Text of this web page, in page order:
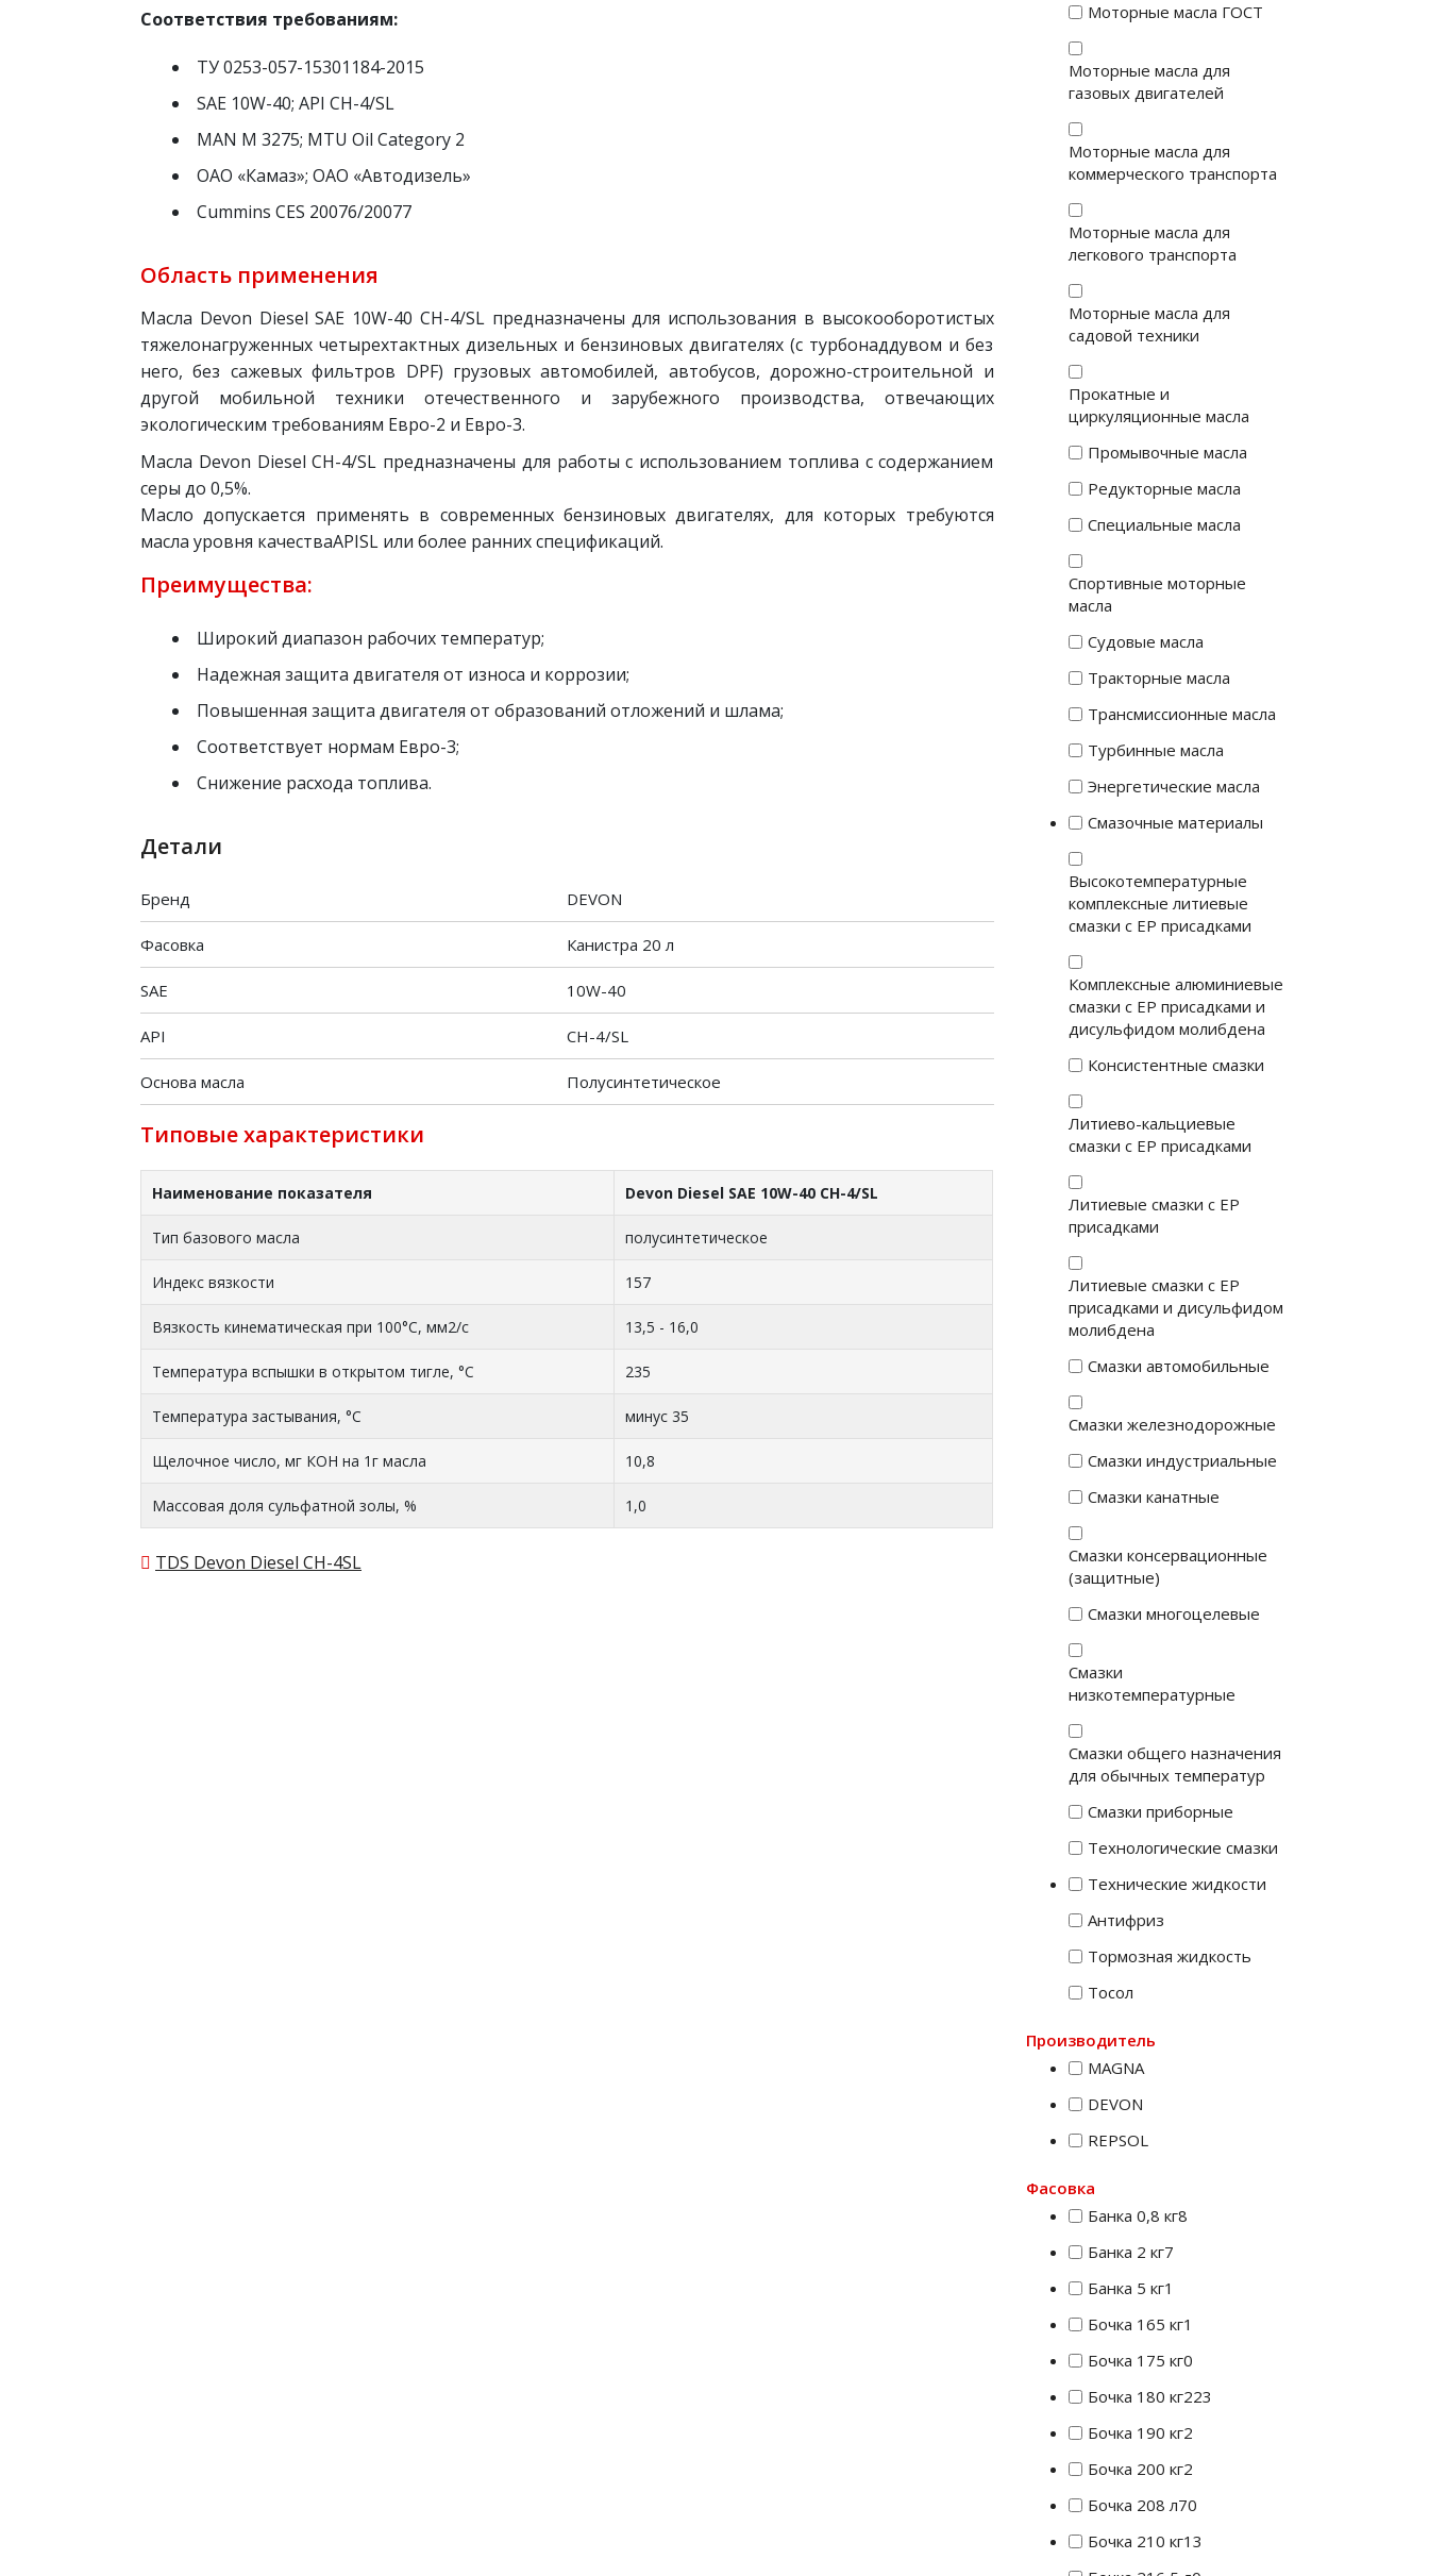
Соответствия требованиям:
ТУ 0253-057-15301184-2015
SAE 10W-40; API CH-4/SL
MAN M 3275; MTU Oil Category 2
ОАО «Камаз»; ОАО «Автодизель»
Cummins CES 20076/20077
Область применения
Масла Devon Diesel SAE 10W-40 CH-4/SL предназначены для использования в высокооборотистых
тяжелонагруженных четырехтактных дизельных и бензиновых двигателях (с турбонаддувом и без
него, без сажевых фильтров DPF) грузовых автомобилей, автобусов, дорожно-строительной и
другой мобильной техники отечественного и зарубежного производства, отвечающих
экологическим требованиям Евро-2 и Евро-3.
Масла Devon Diesel CH-4/SL предназначены для работы с использованием топлива с содержанием
серы до 0,5%.
Масло допускается применять в современных бензиновых двигателях, для которых требуются
масла уровня качестваAPISL или более ранних спецификаций.
Преимущества:
Широкий диапазон рабочих температур;
Надежная защита двигателя от износа и коррозии;
Повышенная защита двигателя от образований отложений и шлама;
Соответствует нормам Евро-3;
Снижение расхода топлива.
Детали
Бренд DEVON
Фасовка Канистра 20 л
SAE 10W-40
API CH-4/SL
Основа масла Полусинтетическое
Типовые характеристики
Наименование показателя Devon Diesel SAE 10W-40 CH-4/SL
Тип базового масла полусинтетическое
Индекс вязкости 157
Вязкость кинематическая при 100°С, мм2/с 13,5 - 16,0
Температура вспышки в открытом тигле, °С 235
Температура застывания, °С минус 35
Щелочное число, мг КОН на 1г масла 10,8
Массовая доля сульфатной золы, % 1,0
TDS Devon Diesel CH-4SL
Моторные масла ГОСТ
Моторные масла для
газовых двигателей
Моторные масла для
коммерческого транспорта
Моторные масла для
легкового транспорта
Моторные масла для
садовой техники
Прокатные и
циркуляционные масла
Промывочные масла
Редукторные масла
Специальные масла
Спортивные моторные
масла
Судовые масла
Тракторные масла
Трансмиссионные масла
Турбинные масла
Энергетические масла
Смазочные материалы
Высокотемпературные
комплексные литиевые
смазки с EP присадками
Комплексные алюминиевые
смазки с EP присадками и
дисульфидом молибдена
Консистентные смазки
Литиево-кальциевые
смазки с EP присадками
Литиевые смазки с EP
присадками
Литиевые смазки с EP
присадками и дисульфидом
молибдена
Смазки автомобильные
Смазки железнодорожные
Смазки индустриальные
Смазки канатные
Смазки консервационные
(защитные)
Смазки многоцелевые
Смазки
низкотемпературные
Смазки общего назначения
для обычных температур
Смазки приборные
Технологические смазки
Технические жидкости
Антифриз
Тормозная жидкость
Тосол
Производитель
MAGNA
DEVON
REPSOL
Фасовка
Банка 0,8 кг8
Банка 2 кг7
Банка 5 кг1
Бочка 165 кг1
Бочка 175 кг0
Бочка 180 кг223
Бочка 190 кг2
Бочка 200 кг2
Бочка 208 л70
Бочка 210 кг13